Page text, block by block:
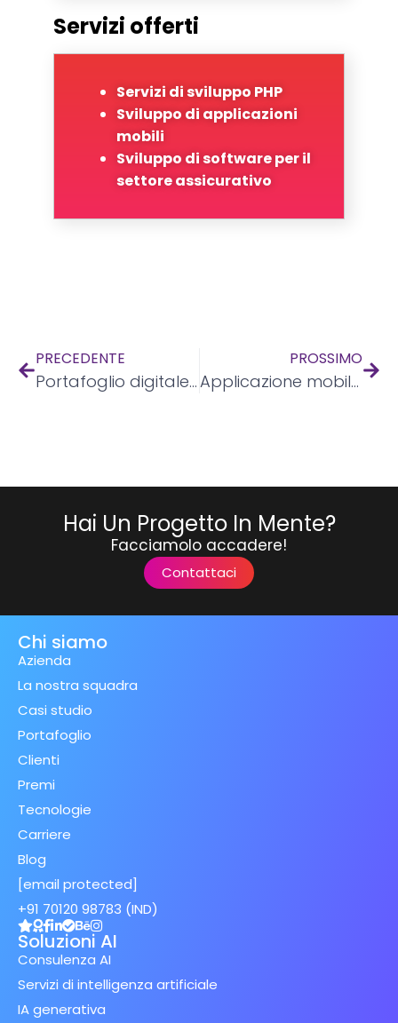
Servizi offerti
Servizi di sviluppo PHP
Sviluppo di applicazioni
mobili
Sviluppo di software per il
settore assicurativo
PRECEDENTE
Portafoglio digitale BlockChain
PROSSIMO
Applicazione mobile del festival
Hai Un Progetto In Mente?
Facciamolo accadere!
Contattaci
Chi siamo
Azienda
La nostra squadra
Casi studio
Portafoglio
Clienti
Premi
Tecnologie
Carriere
Blog
[email protected]
+91 70120 98783 (IND)
Soluzioni AI
Consulenza AI
Servizi di intelligenza artificiale
IA generativa